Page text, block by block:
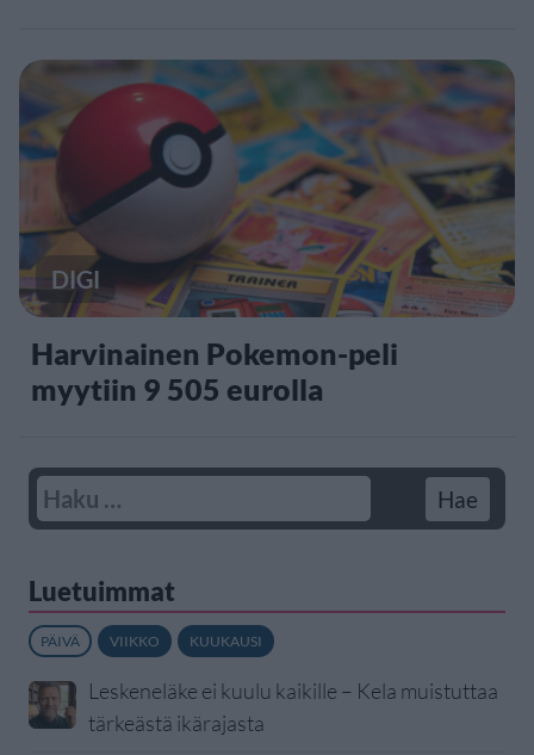
DIGI
Harvinainen Pokemon-peli
myytiin 9 505 eurolla
Luetuimmat
PÄIVÄ VIIKKO KUUKAUSI
Leskeneläke ei kuulu kaikille – Kela muistuttaa
tärkeästä ikärajasta